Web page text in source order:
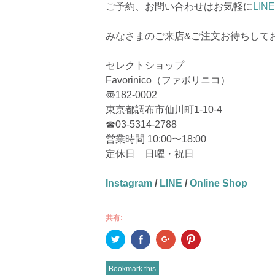
ご予約、お問い合わせはお気軽に LINE
みなさまのご来店&ご注文お待ちして
セレクトショップ
Favorinico（ファボリニコ）
〠182-0002
東京都調布市仙川町1-10-4
☎︎03-5314-2788
営業時間 10:00〜18:00
定休日 日曜・祝日
Instagram / LINE /Online Shop
共有:
ク
リ
ク
し
Facebook
で
有
(新
ク
リ
ク
リ
Bookmark this